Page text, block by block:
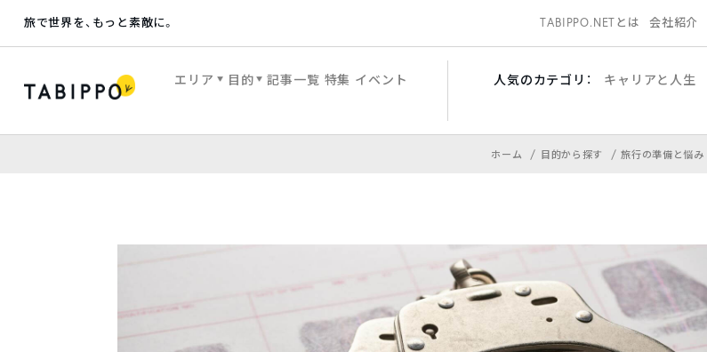
旅で世界を、もっと素敵に。 TABIPPO.NETとは 会社紹介
エリア 目的 記事一覧 特集 イベント 人気のカテゴリ： キャリアと人生
ホーム 目的から探す 旅行の準備と悩み